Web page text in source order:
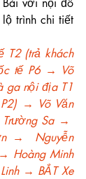
với nội đô
lộ trình chi tiết
T2 (trả khách
tế P6 → Võ
ga nội địa T1
→ Võ Văn
Sa →
→  Nguyễn
Hoàng Minh
→ BẮT Xe